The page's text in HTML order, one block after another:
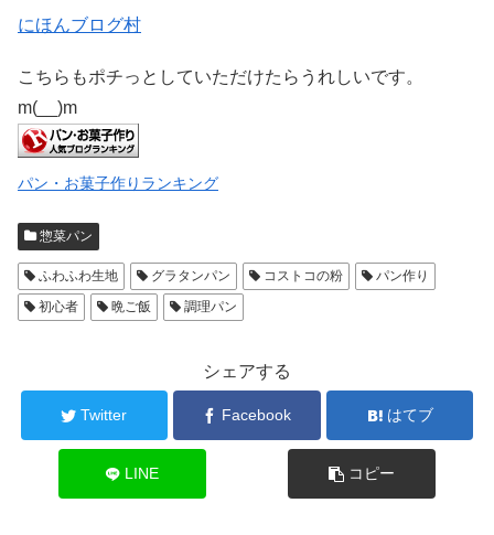
にほんブログ村
こちらもポチっとしていただけたらうれしいです。
m(__)m
パン・お菓子作りランキング
惣菜パン
ふわふわ生地 グラタンパン コストコの粉
パン作り
初心者
晩ご飯 調理パン
シェアする
Twitter Facebook はてブ
LINE コピー